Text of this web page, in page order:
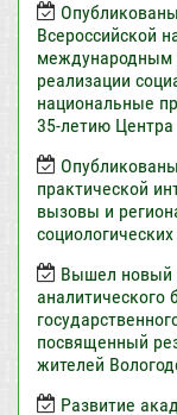
Всероссийской
международным
реализации
национальные
35-летию Центра
практической
вызовы и
Вышел новый
аналитического
посвященный
жителей
Развитие